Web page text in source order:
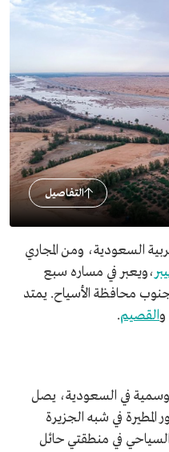
التفاصيل
السعودية، ومن المجاري
،ويعبر في مساره سبع
محافظة الأسياح. يمتد
والقصيم.
في السعودية، يصل
المطيرة في شبه الجزيرة
في منطقتي حائل